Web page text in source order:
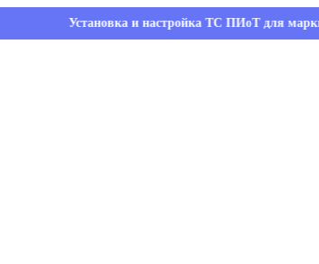
Установка и настройка ТС ПИоТ для маркировки